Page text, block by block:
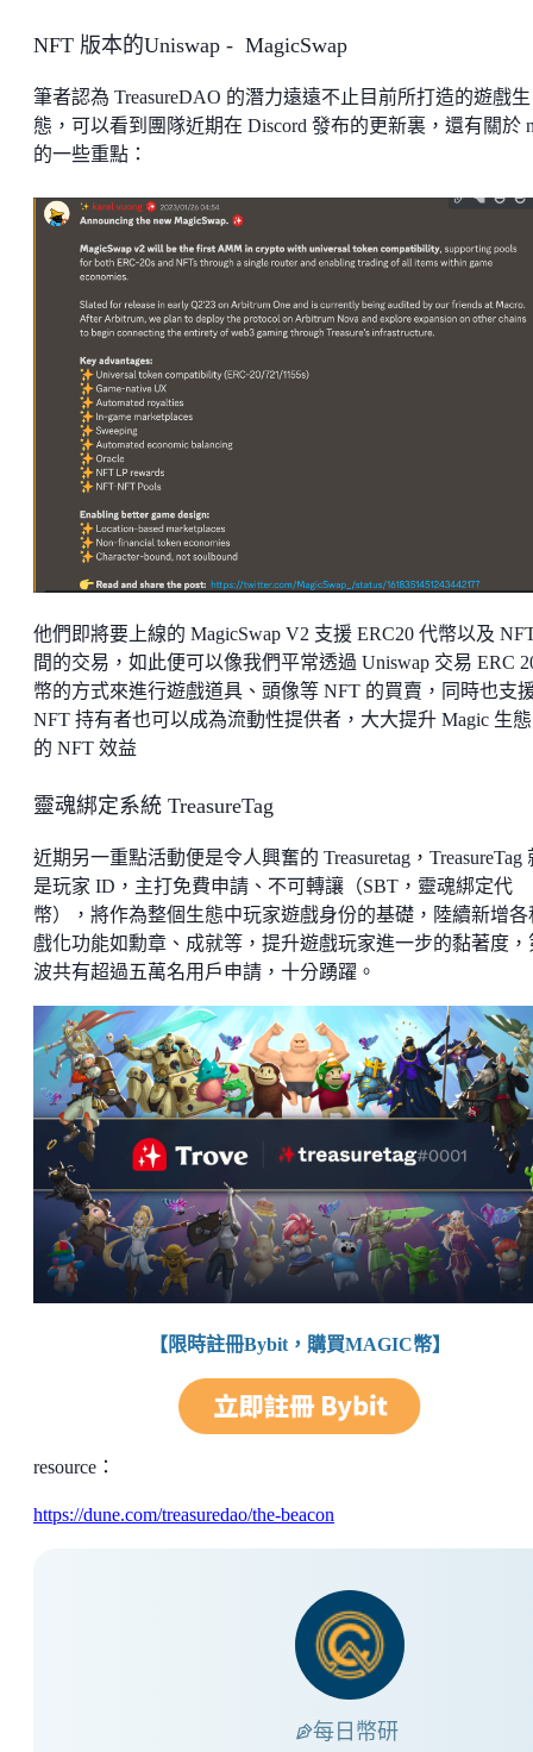
NFT 版本的Uniswap - MagicSwap
筆者認為 TreasureDAO 的潛力遠遠不止目前所打造的遊戲生
態，可以看到團隊近期在 Discord 發布的更新裏，還有關於
的一些重點：
他們即將要上線的 MagicSwap V2 支援 ERC20 代幣以及
間的交易，如此便可以像我們平常透過 Uniswap 交易 ERC
幣的方式來進行遊戲道具、頭像等 NFT 的買賣，同時也支
NFT 持有者也可以成為流動性提供者，大大提升 Magic 生
的 NFT 效益
靈魂綁定系統 TreasureTag
近期另一重點活動便是令人興奮的 Treasuretag，TreasureTag
是玩家 ID，主打免費申請、不可轉讓（SBT，靈魂綁定代
幣），將作為整個生態中玩家遊戲身份的基礎，陸續新增各
戲化功能如勳章、成就等，提升遊戲玩家進一步的黏著度，
波共有超過五萬名用戶申請，十分踴躍。
【限時註冊Bybit，購買MAGIC幣】
resource：
https://dune.com/treasuredao/the-beacon
每日幣研